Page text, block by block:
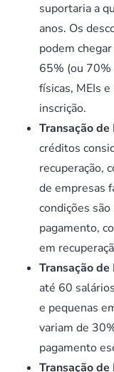
suportaria a
anos. Os
podem
65% (ou 70%
físicas, MEIs
inscrição.
Transação
créditos
recuperação,
de empresas
condições
pagamento,
em
Transação de
até 60
e pequenas
variam de
pagamento
Transação